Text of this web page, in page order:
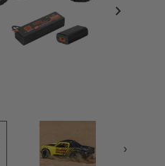
chevron_right
›